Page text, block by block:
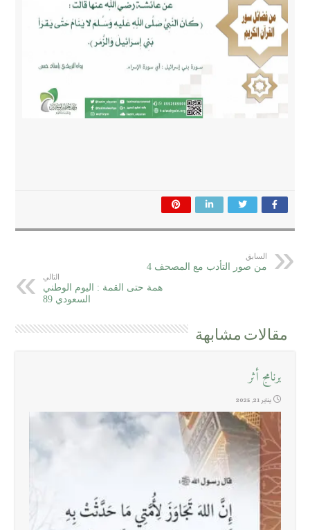
السابق
من صور التأدب مع المصحف 4
التالي
همة حتى القمة : اليوم الوطني
السعودي 89
مقالات مشابهة
برنامج أثر
يناير 21, 2025